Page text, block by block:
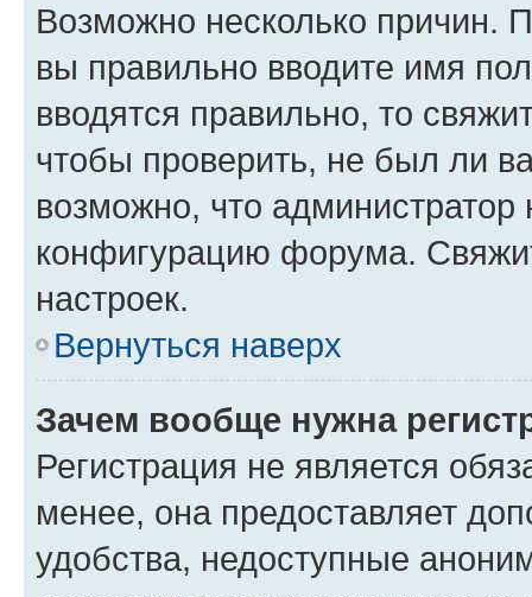
Возможно несколько причин.
вы правильно вводите имя
вводятся правильно, то
чтобы проверить, не был ли
возможно, что администратор
конфигурацию форума.
настроек.
Вернуться наверх
Зачем вообще нужна
Регистрация не является
менее, она предоставляет
удобства, недоступные